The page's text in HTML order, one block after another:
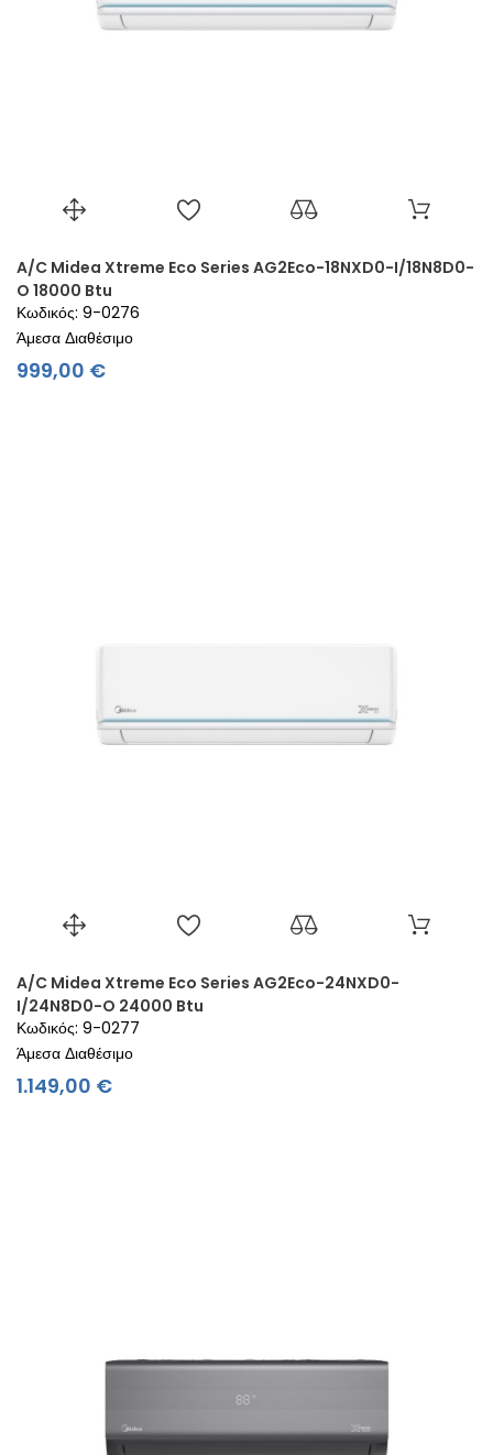
A/C Midea Xtreme Eco Series AG2Eco-18NXD0-I/18N8D0-
O 18000 Btu
Κωδικός: 9-0276
Άμεσα Διαθέσιμο
999,00 €Τιμή
A/C Midea Xtreme Eco Series AG2Eco-24NXD0-
I/24N8D0-O 24000 Btu
Κωδικός: 9-0277
Άμεσα Διαθέσιμο
1.149,00 €Τιμή